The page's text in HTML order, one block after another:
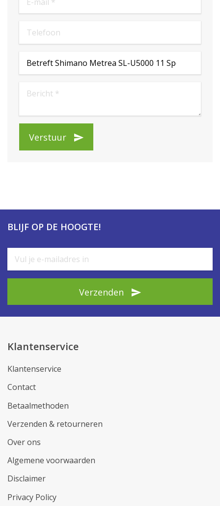
Verstuur
BLIJF OP DE HOOGTE!
Verzenden
Klantenservice
Klantenservice
Contact
Betaalmethoden
Verzenden & retourneren
Over ons
Algemene voorwaarden
Disclaimer
Privacy Policy